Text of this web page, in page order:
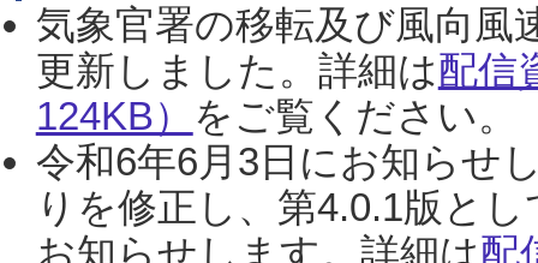
気象官署の移転及び風向風
更新しました。詳細は配信
124KB） をご覧ください。
令和6年6月3日にお知らせ
りを修正し、第4.0.1版と
お知らせします。詳細は配